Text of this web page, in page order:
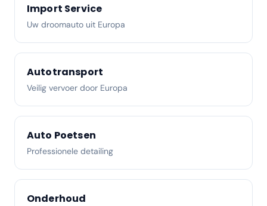
Import Service
Uw droomauto uit Europa
Autotransport
Veilig vervoer door Europa
Auto Poetsen
Professionele detailing
Onderhoud